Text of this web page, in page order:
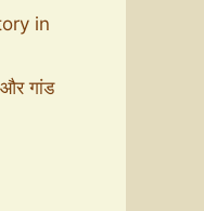
in
गांड